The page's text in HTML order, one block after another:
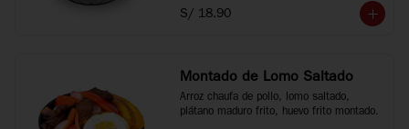
S/ 18.90
Montado de Lomo Saltado
Arroz chaufa de pollo, lomo saltado,
plátano maduro frito, huevo frito montado.